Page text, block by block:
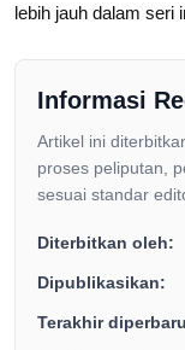
lebih jauh dalam seri
Informasi
Artikel ini
proses peliputan,
sesuai standar
Diterbitkan oleh:
Dipublikasikan:
Terakhir